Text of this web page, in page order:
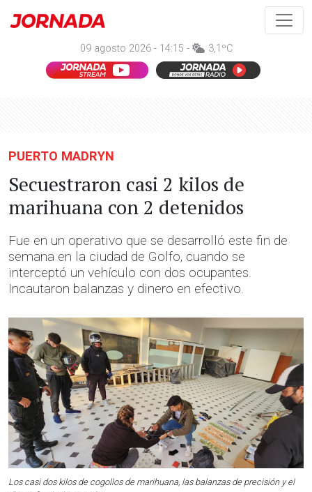
09 agosto 2026 - 14:15 - 3,1ºC
PUERTO MADRYN
Secuestraron casi 2 kilos de
marihuana con 2 detenidos
Fue en un operativo que se desarrolló este fin de
semana en la ciudad de Golfo, cuando se
interceptó un vehículo con dos ocupantes.
Incautaron balanzas y dinero en efectivo.
Los casi dos kilos de cogollos de marihuana, las balanzas de precisión y el